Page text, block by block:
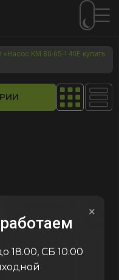
KM 80-65-140E купить
код:6606
×
18.00, СБ 10.00